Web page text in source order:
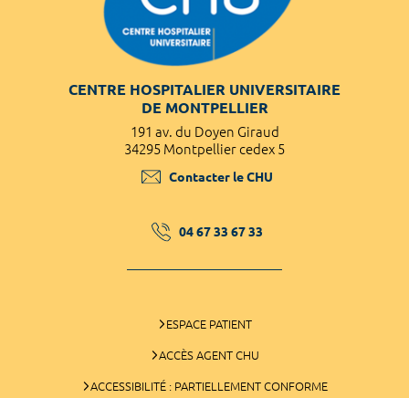
CENTRE HOSPITALIER UNIVERSITAIRE
DE MONTPELLIER
191 av. du Doyen Giraud
34295 Montpellier cedex 5
Contacter le CHU
04 67 33 67 33
ESPACE PATIENT
ACCÈS AGENT CHU
ACCESSIBILITÉ : PARTIELLEMENT CONFORME